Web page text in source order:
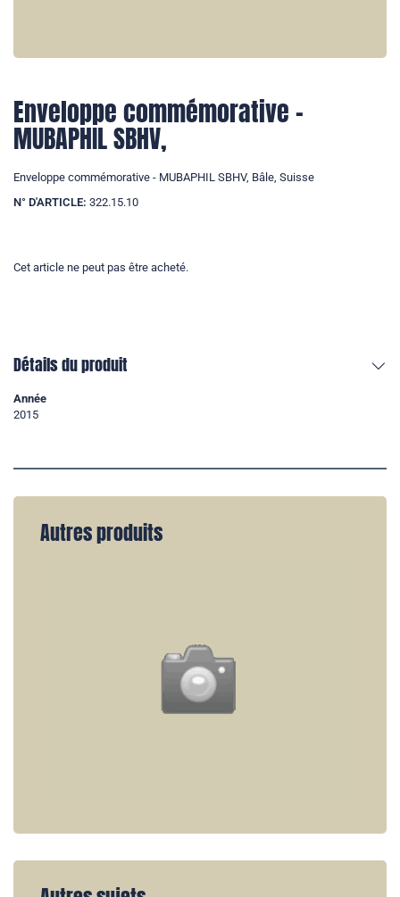
Enveloppe commémorative -
MUBAPHIL SBHV,
Enveloppe commémorative - MUBAPHIL SBHV, Bâle, Suisse
N° D'ARTICLE: 322.15.10
Cet article ne peut pas être acheté.
Détails du produit
Année
2015
Autres produits